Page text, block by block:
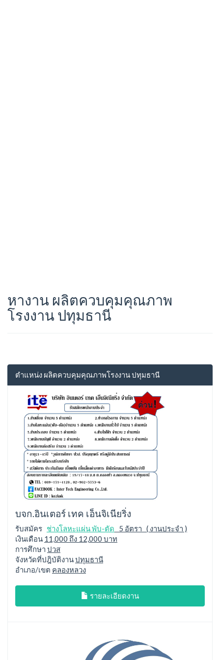
หางาน ผลิตควบคุมคุณภาพ
โรงงาน ปทุมธานี
ตำแหน่ง ผลิตควบคุมคุณภาพโรงงาน ปทุมธานี
บจก.อินเตอร์ เทค เอ็นจิเนียริ่ง
รับสมัคร ช่างโลหะแผ่น พับ-ตัด 5 อัตรา ( งานประจำ )
เงินเดือน 11,000 ถึง 12,000 บาท
การศึกษา ปวส
จังหวัดที่ปฎิบัติงานปทุมธานี
อำเภอ/เขต คลองหลวง
รายละเอียดงาน